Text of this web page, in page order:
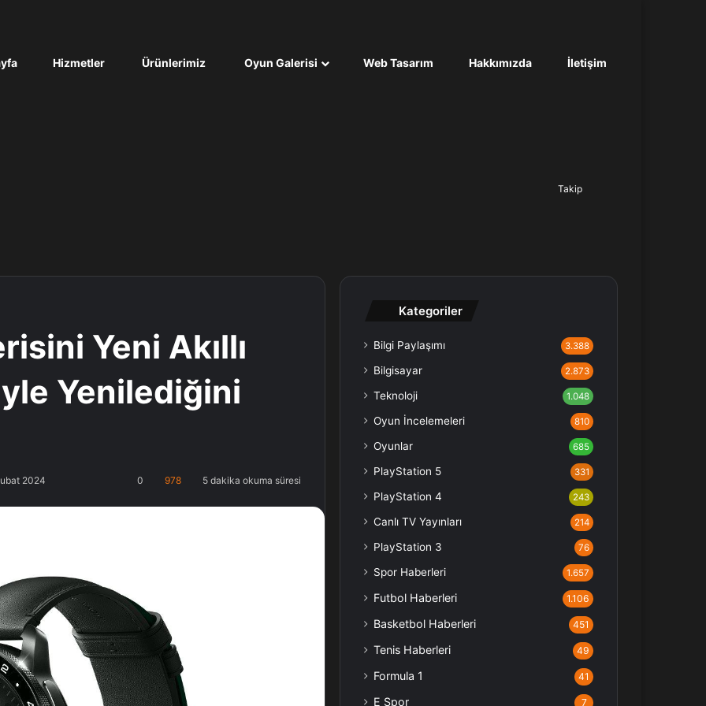
Hizmetler Ürünlerimiz Oyun Galerisi Web Tasarım Hakkımızda İletişim
Takip
Yeni Akıllı
Yenilediğini
2024 0 978 5 dakika okuma süresi
Kategoriler
Bilgi Paylaşımı 3.388
Bilgisayar 2.873
Teknoloji 1.048
Oyun İncelemeleri 810
Oyunlar 685
PlayStation 5 331
PlayStation 4 243
Canlı TV Yayınları 214
PlayStation 3 76
Spor Haberleri 1.657
Futbol Haberleri 1.106
Basketbol Haberleri 451
Tenis Haberleri 49
Formula 1 41
E Spor 7